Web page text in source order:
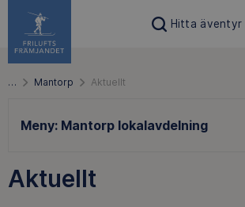
Hitta äventyr
… Mantorp Aktuellt
Meny: Mantorp lokalavdelning
Aktuellt